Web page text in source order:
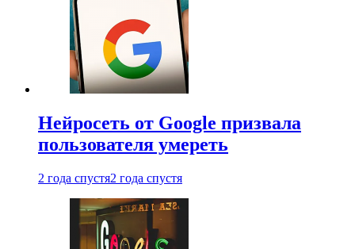
Нейросеть от Google призвала
пользователя умереть
2 года спустя2 года спустя